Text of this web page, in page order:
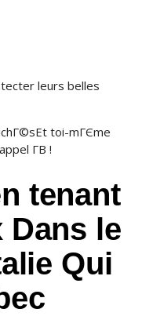
leurs belles
toi-mГЄme
Г­В !
tenant
Dans le
Qui